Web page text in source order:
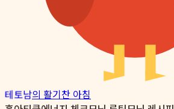
테토남의 활기찬 아침